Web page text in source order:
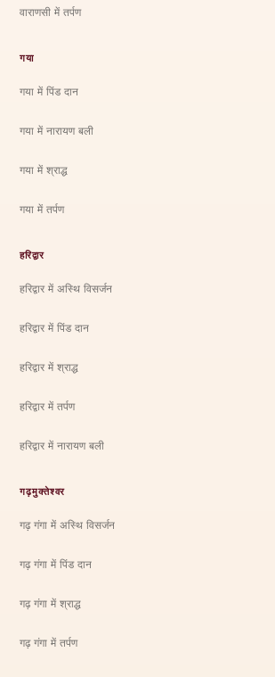
वाराणसी में तर्पण
गया
गया में पिंड दान
गया में नारायण बली
गया में श्राद्ध
गया में तर्पण
हरिद्वार
हरिद्वार में अस्थि विसर्जन
हरिद्वार में पिंड दान
हरिद्वार में श्राद्ध
हरिद्वार में तर्पण
हरिद्वार में नारायण बली
गढ़मुक्तेश्वर
गढ़ गंगा में अस्थि विसर्जन
गढ़ गंगा में पिंड दान
गढ़ गंगा में श्राद्ध
गढ़ गंगा में तर्पण